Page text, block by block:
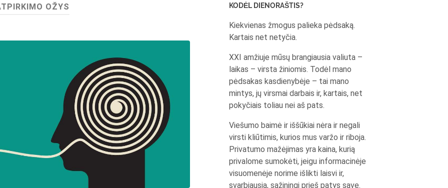
OŽYS KODĖL DIENORAŠTIS?
Kiekvienas žmogus palieka pėdsaką.
Kartais net netyčia.
XXI amžiuje mūsų brangiausia valiuta –
laikas – virsta žiniomis. Todėl mano
pėdsakas kasdienybėje – tai mano
mintys, jų virsmai darbais ir, kartais, net
pokyčiais toliau nei aš pats.
Viešumo baimė ir iššūkiai nėra ir negali
virsti kliūtimis, kurios mus varžo ir riboja.
Privatumo mažėjimas yra kaina, kurią
privalome sumokėti, jeigu informacinėje
visuomenėje norime išlikti laisvi ir,
svarbiausia, sąžiningi prieš patys save.